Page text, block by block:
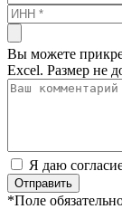
Вы можете
Excel. Размер не
Я даю
*Поле